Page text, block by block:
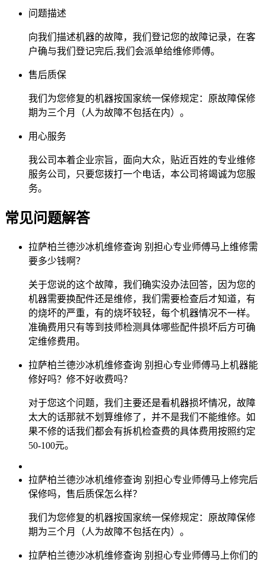
问题描述
向我们描述机器的故障，我们登记您的故障记录，在客
户确与我们登记完后,我们会派单给维修师傅。
售后质保
我们为您修复的机器按国家统一保修规定：原故障保修
期为三个月（人为故障不包括在内）。
用心服务
我公司本着企业宗旨，面向大众，贴近百姓的专业维修
服务公司，只要您拨打一个电话，本公司将竭诚为您服
务。
常见问题解答
拉萨柏兰德沙冰机维修查询 别担心专业师傅马上维修需
要多少钱啊？
关于您说的这个故障，我们确实没办法回答，因为您的
机器需要换配件还是维修，我们需要检查后才知道，有
的烧坏的严重，有的烧坏较轻，每个机器情况不一样。
准确费用只有等到技师检测具体哪些配件损坏后方可确
定维修费用。
拉萨柏兰德沙冰机维修查询 别担心专业师傅马上机器能
修好吗？修不好收费吗？
对于您这个问题，我们主要还是看机器损坏情况，故障
太大的话那就不划算维修了，并不是我们不能维修。如
果不修的话我们都会有拆机检查费的具体费用按照约定
50-100元。
拉萨柏兰德沙冰机维修查询 别担心专业师傅马上修完后
保修吗，售后质保怎么样？
我们为您修复的机器按国家统一保修规定：原故障保修
期为三个月（人为故障不包括在内）。
拉萨柏兰德沙冰机维修查询 别担心专业师傅马上你们的